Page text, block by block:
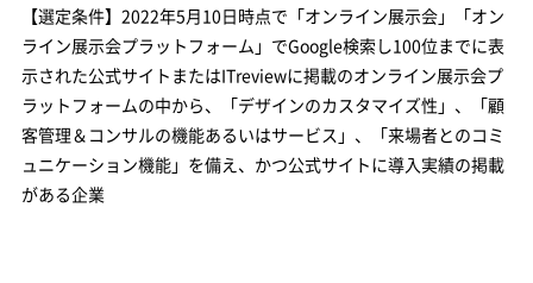
【選定条件】2022年5月10日時点で「オンライン展示会」「オン
ライン展示会プラットフォーム」でGoogle検索し100位までに表
示された公式サイトまたはITreviewに掲載のオンライン展示会プ
ラットフォームの中から、「デザインのカスタマイズ性」、「顧
客管理＆コンサルの機能あるいはサービス」、「来場者とのコミ
ュニケーション機能」を備え、かつ公式サイトに導入実績の掲載
がある企業